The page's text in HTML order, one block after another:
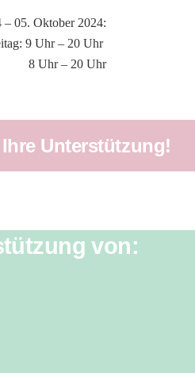
05. Oktober 2024:
9 Uhr – 20 Uhr
Uhr – 20 Uhr
Unterstützung!
von: